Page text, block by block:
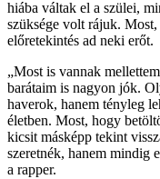
hiába váltak el a szülei,
szüksége volt rájuk.
előretekintés ad neki erőt.
„Most is vannak
barátaim is nagyon jók.
haverok, hanem tényleg
életben. Most, hogy
kicsit másképp tekint
szeretnék, hanem mindig
a rapper.